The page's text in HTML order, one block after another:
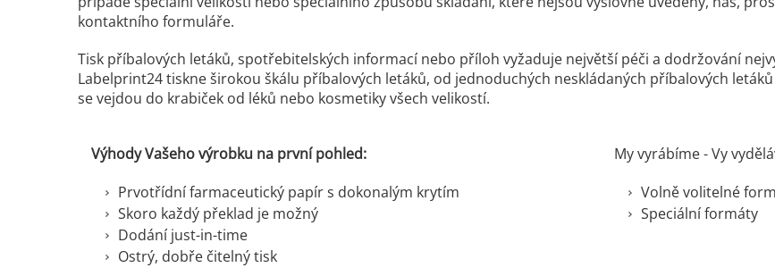
kontaktního formuláře.
Tisk příbalových letáků, spotřebitelských informací nebo příloh vyžaduje největší péči a dodržování
Labelprint24 tiskne širokou škálu příbalových letáků, od jednoduchých neskládaných příbalových
se vejdou do krabiček od léků nebo kosmetiky všech velikostí.
Výhody Vašeho výrobku na první pohled:
Prvotřídní farmaceutický papír s dokonalým krytím
Skoro každý překlad je možný
Dodání just-in-time
Ostrý, dobře čitelný tisk
My vyrábíme - Vy
Volně volitelné
Speciální formáty